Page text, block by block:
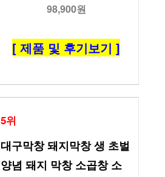
98,900원
[ 제품 및 후기보기 ]
5위
대구막창 돼지막창 생 초벌
양념 돼지 막창 소곱창 소